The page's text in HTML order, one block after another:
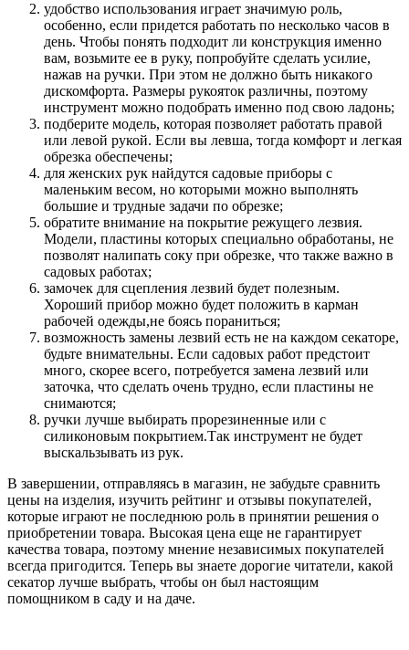
удобство использования играет значимую роль,
особенно, если придется работать по несколько часов в
день. Чтобы понять подходит ли конструкция именно
вам, возьмите ее в руку, попробуйте сделать усилие,
нажав на ручки. При этом не должно быть никакого
дискомфорта. Размеры рукояток различны, поэтому
инструмент можно подобрать именно под свою ладонь;
подберите модель, которая позволяет работать правой
или левой рукой. Если вы левша, тогда комфорт и легкая
обрезка обеспечены;
для женских рук найдутся садовые приборы с
маленьким весом, но которыми можно выполнять
большие и трудные задачи по обрезке;
обратите внимание на покрытие режущего лезвия.
Модели, пластины которых специально обработаны, не
позволят налипать соку при обрезке, что также важно в
садовых работах;
замочек для сцепления лезвий будет полезным.
Хороший прибор можно будет положить в карман
рабочей одежды,не боясь пораниться;
возможность замены лезвий есть не на каждом секаторе,
будьте внимательны. Если садовых работ предстоит
много, скорее всего, потребуется замена лезвий или
заточка, что сделать очень трудно, если пластины не
снимаются;
ручки лучше выбирать прорезиненные или с
силиконовым покрытием.Так инструмент не будет
выскальзывать из рук.
В завершении, отправляясь в магазин, не забудьте сравнить
цены на изделия, изучить рейтинг и отзывы покупателей,
которые играют не последнюю роль в принятии решения о
приобретении товара. Высокая цена еще не гарантирует
качества товара, поэтому мнение независимых покупателей
всегда пригодится. Теперь вы знаете дорогие читатели, какой
секатор лучше выбрать, чтобы он был настоящим
помощником в саду и на даче.